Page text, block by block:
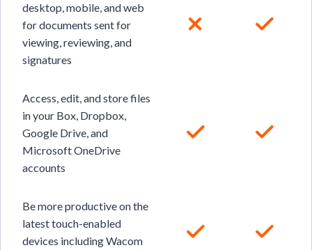
desktop, mobile, and web
for documents sent for
viewing, reviewing, and
signatures
Access, edit, and store files
in your Box, Dropbox,
Google Drive, and
Microsoft OneDrive
accounts
Be more productive on the
latest touch-enabled
devices including Wacom